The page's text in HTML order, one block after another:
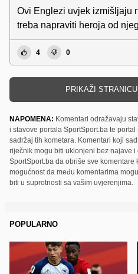
Ovi Englezi uvjek izmišljaju
treba napraviti heroja od
4 0
PRIKAŽI
NAPOMENA: Komentari odražavaju
i stavove portala SportSport.ba te
sadržaj tih kometara. Komentari koji
riječnik mogu biti uklonjeni bez najave
SportSport.ba da obriše sve
mogućnost da među komentarima
biti u suprotnosti sa vašim uvjerenjima.
POPULARNO